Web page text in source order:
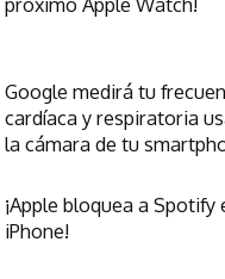
Google medirá tu
cardíaca y respiratoria
la cámara de tu
¡Apple bloquea a Spotify
iPhone!